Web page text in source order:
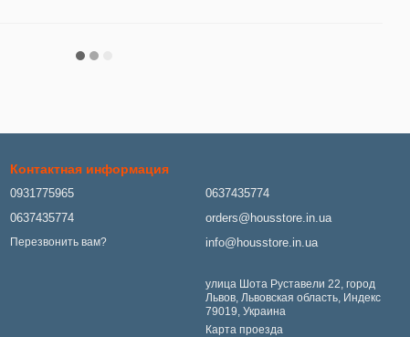
Контактная информация
0931775965
0637435774
Перезвонить вам?
0637435774
orders@housstore.in.ua
info@housstore.in.ua
улица Шота Руставели 22, город
Львов, Львовская область, Индекс
79019, Украина
Карта проезда